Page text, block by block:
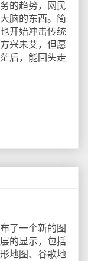
的趋势，网民
脑的东西。简
开始冲击传统
兴未艾，但愿
后，能回头走
了一个新的图
的显示，包括
地图、谷歌地